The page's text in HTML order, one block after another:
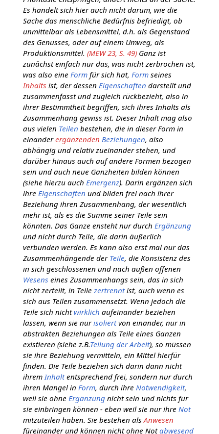
Es handelt sich hier auch nicht darum, wie die
Sache das menschliche Bedürfnis befriedigt, ob
unmittelbar als Lebensmittel, d.h. als Gegenstand
des Genusses, oder auf einem Umweg, als
Produktionsmittel. (MEW 23, S. 49)Ganz ist
zunächst einfach nur das, was nicht zerbrochen ist,
was also eine Formfür sich hat, Formseines
Inhalts ist, der dessen Eigenschaften darstellt und
zusammenfasst und zugleich rückbezieht, also in
ihrer Bestimmtheit begriffen, sich ihres Inhalts als
Zusammenhang gewiss ist. Dieser Inhalt mag also
aus vielen Teilen bestehen, die in dieser Form in
einanderergänzenden Beziehungen, also
abhängig und relativ zueinander stehen, und
darüber hinaus auch auf andere Formen bezogen
sein und auch neue Ganzheiten bilden können
(siehe hierzu auch Emergenz). Darin ergänzen sich
ihre Eigenschaften und bilden frei nach ihrer
Beziehung ihren Zusammenhang, der wesentlich
mehr ist, als es die Summe seiner Teile sein
könnten. Das Ganze ensteht nur durch Ergänzung
und nicht durch Teile, die darin äußerlich
verbunden werden. Es kann also erst mal nur das
Zusammenhängende der Teile, die Konsistenz des
in sich geschlossenen und nach außen offenen
Wesens eines Zusammenhangs sein, das in sich
nicht zerteilt, in Teile zertrenntist, auch wenn es
sich aus Teilen zusammensetzt. Wenn jedoch die
Teile sich nichtwirklich aufeinander beziehen
lassen, wenn sie nurisoliertvon einander, nur in
abstrakten Beziehungen als Teile eines Ganzen
existieren (siehe z.B.Teilung der Arbeit), so müssen
sie ihre Beziehung vermitteln, ein Mittel hierfür
finden. Die Teile beziehen sich darin dann nicht
ihrem Inhaltentsprechend frei, sondern nur durch
ihren Mangel in Form, durch ihre Notwendigkeit,
weil sie ohne Ergänzungnicht sein und nichts für
sie einbringen können - eben weil sie nur ihre Not
mitzuteilen haben. Sie bestehen als Anwesen
füreinander und können nicht ohne Notabwesend